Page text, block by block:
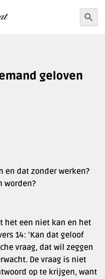
Zoek
naar:
geloven
en dat zonder werken?
worden?
het een niet kan en het
14: ‘Kan dat geloof
vraag, dat wil zeggen
De vraag is niet
op te krijgen, want